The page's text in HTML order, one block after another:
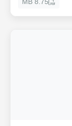
8.75 MB